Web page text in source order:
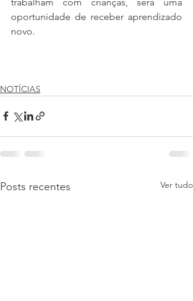
oportunidade de receber aprendizado
novo.
NOTÍCIAS
Posts recentes Ver tudo